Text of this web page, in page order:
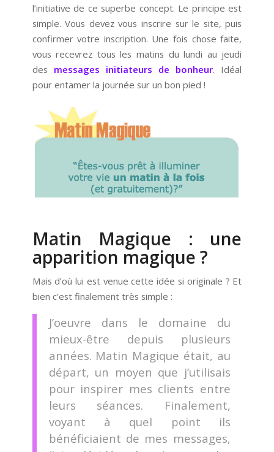
l’initiative de ce superbe concept. Le principe est
simple. Vous devez vous inscrire sur le site, puis
confirmer votre inscription. Une fois chose faite,
vous recevrez tous les matins du lundi au jeudi
des messages initiateurs de bonheur. Idéal
pour entamer la journée sur un bon pied !
Matin Magique : une
apparition magique ?
Mais d’où lui est venue cette idée si originale ? Et
bien c’est finalement très simple :
J’oeuvre dans le domaine du
mieux-être depuis plusieurs
années. Matin Magique était, au
départ, un moyen que j’utilisais
pour inspirer mes clients entre
leurs séances. Finalement,
voyant à quel point ils
bénéficiaient de mes messages,